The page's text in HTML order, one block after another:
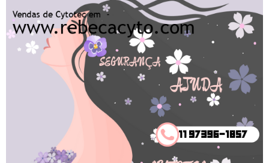
G (1199866**** em
http://www.proaborto.com)
Mulheres vocês sabem dizer
quem já tomou os remédio se
depois que para de menstruar
começa a sair um líquido
transparente, se é normal ?
22/05/2026 17:10:05
(879121**** em